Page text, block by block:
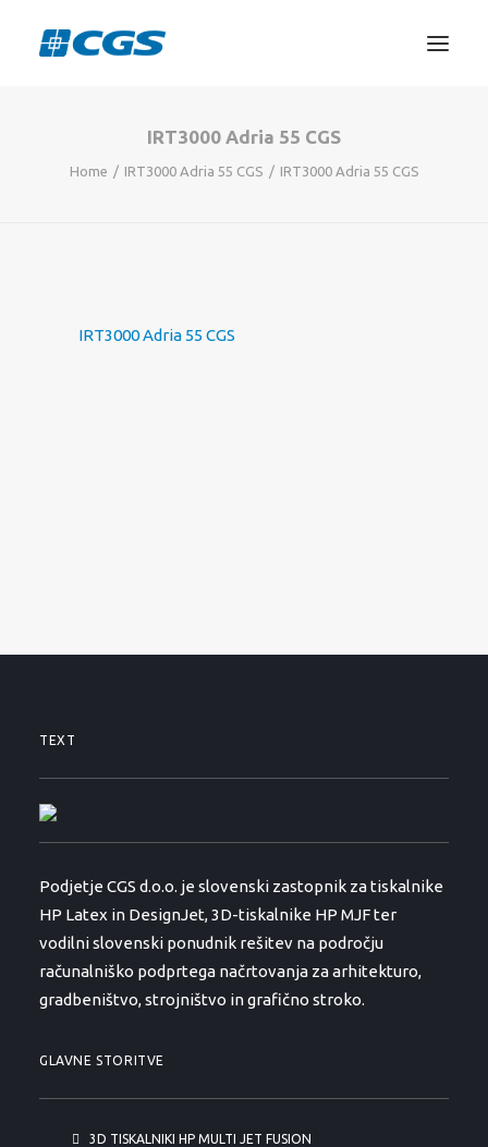
PROJEKTIRANJE
TRGOVINA
01 530 11 00
IRT3000 Adria 55 CGS
Home IRT3000 Adria 55 CGS IRT3000 Adria 55 CGS
IRT3000 Adria 55 CGS
TEXT
Podjetje CGS d.o.o. je slovenski zastopnik za tiskalnike
HP Latex in DesignJet, 3D-tiskalnike HP MJF ter
vodilni slovenski ponudnik rešitev na področju
računalniško podprtega načrtovanja za arhitekturo,
gradbeništvo, strojništvo in grafično stroko.
GLAVNE STORITVE
3D TISKALNIKI HP MULTI JET FUSION